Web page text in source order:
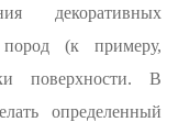
декоративных
(к примеру,
поверхности. В
определенный